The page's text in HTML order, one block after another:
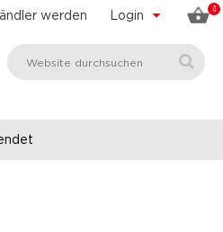
0
Login
werden